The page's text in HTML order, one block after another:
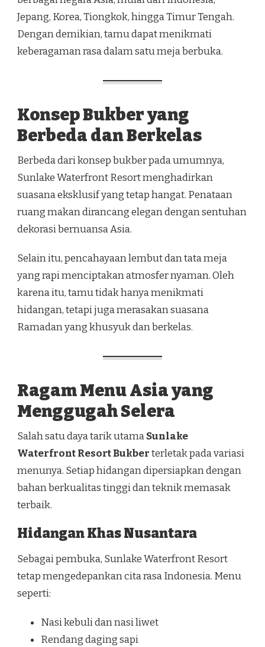
Jepang, Korea, Tiongkok, hingga Timur Tengah.
Dengan demikian, tamu dapat menikmati
keberagaman rasa dalam satu meja berbuka.
Konsep Bukber yang
Berbeda dan Berkelas
Berbeda dari konsep bukber pada umumnya,
Sunlake Waterfront Resort menghadirkan
suasana eksklusif yang tetap hangat. Penataan
ruang makan dirancang elegan dengan sentuhan
dekorasi bernuansa Asia.
Selain itu, pencahayaan lembut dan tata meja
yang rapi menciptakan atmosfer nyaman. Oleh
karena itu, tamu tidak hanya menikmati
hidangan, tetapi juga merasakan suasana
Ramadan yang khusyuk dan berkelas.
Ragam Menu Asia yang
Menggugah Selera
Salah satu daya tarik utamaSunlake
Waterfront Resort Bukberterletak pada variasi
menunya. Setiap hidangan dipersiapkan dengan
bahan berkualitas tinggi dan teknik memasak
terbaik.
Hidangan Khas Nusantara
Sebagai pembuka, Sunlake Waterfront Resort
tetap mengedepankan cita rasa Indonesia. Menu
seperti:
Nasi kebuli dan nasi liwet
Rendang daging sapi